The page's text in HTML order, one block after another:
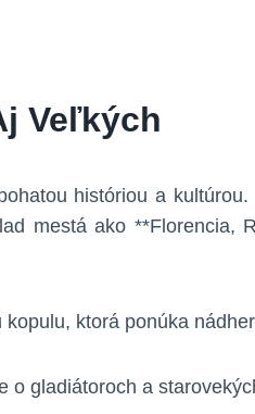
Veľkých
históriou a
mestá ako **Florencia,
ktorá ponúka
gladiátoroch a